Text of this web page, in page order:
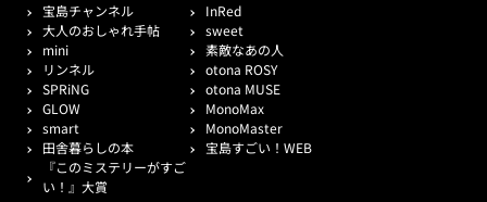
宝島チャンネル
InRed
大人のおしゃれ手帖
sweet
mini
素敵なあの人
リンネル
otona ROSY
SPRiNG
otona MUSE
GLOW
MonoMax
smart
MonoMaster
田舎暮らしの本
宝島すごい！WEB
『このミステリーがすご
い！』大賞